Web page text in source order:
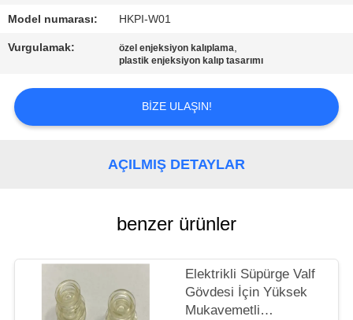
BIR
TEKLIF
SITE
Model numarası: HKPI-W01
Vurgulamak: özel enjeksiyon kalıplama,
plastik enjeksiyon kalıp tasarımı
BIZE ULAŞIN!
AÇILMIŞ DETAYLAR
benzer ürünler
Elektrikli Süpürge Valf
Gövdesi İçin Yüksek
Mukavemetli